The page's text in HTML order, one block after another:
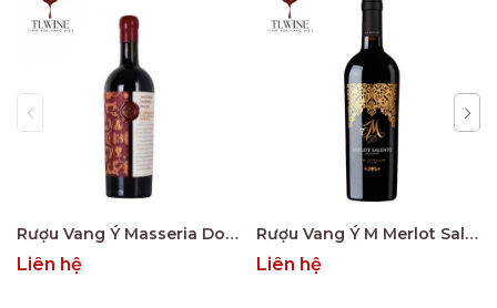
Rượu Vang Ý Masseria Doppio Passo Copertino Riserva 14% Negroamaro
Liên hệ
Rượu Vang Ý M Merlot Salento Limited Edition
Liên hệ